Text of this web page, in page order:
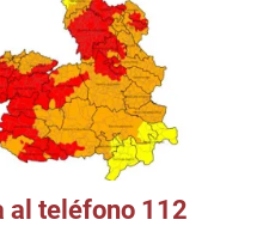
al teléfono 112